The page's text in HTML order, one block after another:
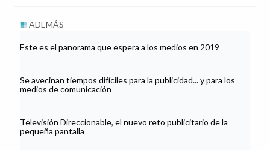
ADEMÁS
Este es el panorama que espera a los medios en 2019
Se avecinan tiempos difíciles para la publicidad... y para los
medios de comunicación
Televisión Direccionable, el nuevo reto publicitario de la
pequeña pantalla